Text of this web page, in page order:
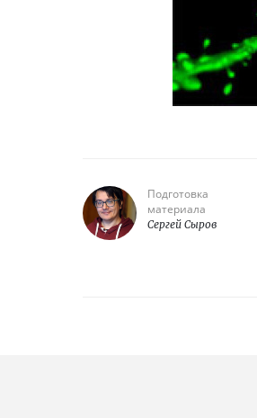
Подготовка
материала
Сергей Сыров